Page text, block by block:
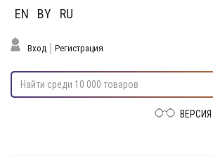
EN BY RU
Вход Регистрация